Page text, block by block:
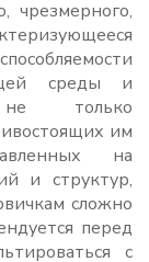
чрезмерного,
среды и
не только
им
на
и структур,
сложно
перед
с